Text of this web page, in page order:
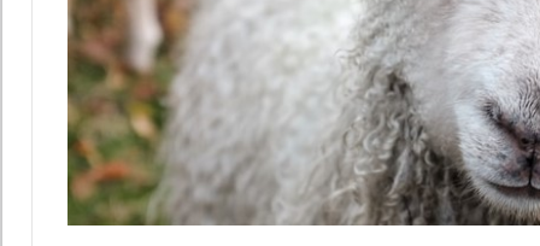
aktuell
In
aller
Kürze
Körperpflege
Säugetiere